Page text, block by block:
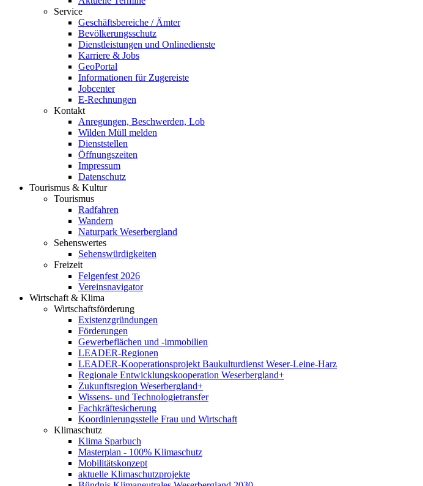
Service
Geschäftsbereiche / Ämter
Bevölkerungsschutz
Dienstleistungen und Onlinedienste
Karriere & Jobs
GeoPortal
Informationen für Zugereiste
Jobcenter
E-Rechnungen
Kontakt
Anregungen, Beschwerden, Lob
Wilden Müll melden
Dienststellen
Öffnungszeiten
Impressum
Datenschutz
Tourismus & Kultur
Tourismus
Radfahren
Wandern
Naturpark Weserbergland
Sehenswertes
Sehenswürdigkeiten
Freizeit
Felgenfest 2026
Vereinsnavigator
Wirtschaft & Klima
Wirtschaftsförderung
Existenzgründungen
Förderungen
Gewerbeflächen und -immobilien
LEADER-Regionen
LEADER-Kooperationsprojekt Baukulturdienst Weser-Leine-Harz
Regionale Entwicklungskooperation Weserbergland+
Zukunftsregion Weserbergland+
Wissens- und Technologietransfer
Fachkräftesicherung
Koordinierungsstelle Frau und Wirtschaft
Klimaschutz
Klima Sparbuch
Masterplan - 100% Klimaschutz
Mobilitätskonzept
aktuelle Klimaschutzprojekte